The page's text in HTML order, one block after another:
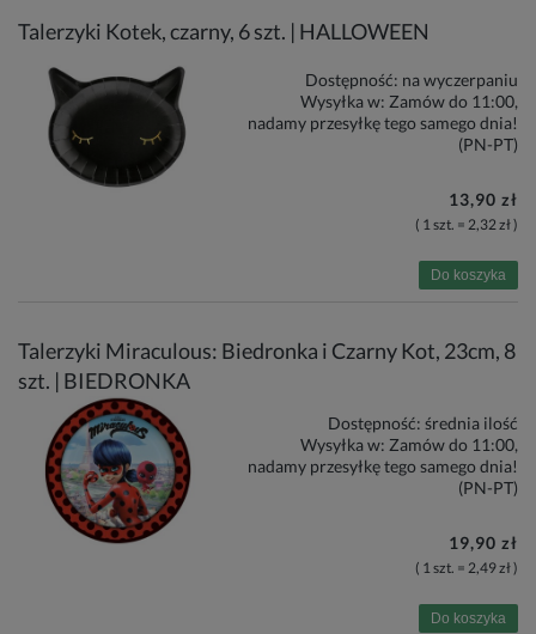
Talerzyki Kotek, czarny, 6 szt. | HALLOWEEN
Dostępność: na wyczerpaniu
Wysyłka w: Zamów do 11:00,
nadamy przesyłkę tego samego dnia!
(PN-PT)
13,90 zł
( 1 szt. = 2,32 zł )
Do koszyka
Talerzyki Miraculous: Biedronka i Czarny Kot, 23cm, 8
szt. | BIEDRONKA
Dostępność: średnia ilość
Wysyłka w: Zamów do 11:00,
nadamy przesyłkę tego samego dnia!
(PN-PT)
19,90 zł
( 1 szt. = 2,49 zł )
Do koszyka